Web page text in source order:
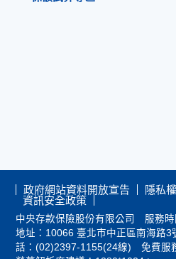
政府網站資料開放宣告 隱私
資訊安全政策
中央存款保險股份有限公司 服務
地址：10066 臺北市中正區南海路3
話：(02)2397-1155(24線) 免費服